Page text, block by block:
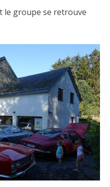
le groupe se retrouve